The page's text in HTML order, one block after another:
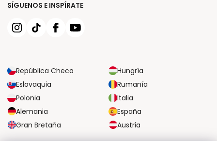
SÍGUENOS E INSPÍRATE
República Checa
Hungría
Eslovaquia
Rumanía
Polonia
Italia
Alemania
España
Gran Bretaña
Austria